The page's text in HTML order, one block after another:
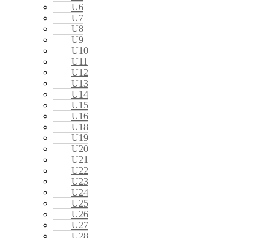
U6
U7
U8
U9
U10
U11
U12
U13
U14
U15
U16
U18
U19
U20
U21
U22
U23
U24
U25
U26
U27